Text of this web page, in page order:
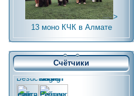
>
13 моно КЧК в Алмате
Счётчики